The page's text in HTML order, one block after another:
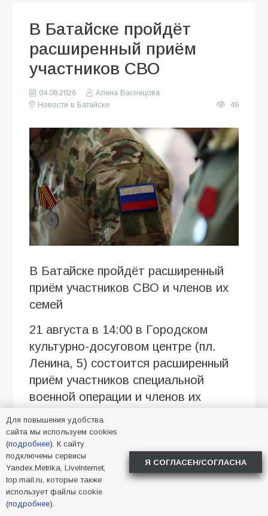
В Батайске пройдёт
расширенный приём
участников СВО
04.08.2026
Алена Васнецова
Новости в Батайске
49
В Батайске пройдёт расширенный
приём участников СВО и членов их
семей
21 августа в 14:00 в Городском
культурно-досуговом центре (пл.
Ленина, 5) состоится расширенный
приём участников специальной
военной операции и членов их
Приём проведёт глава города
Батайска совместно с военным
комиссаром, начальником ОМВД
России по городу Батайску,
представителями филиала фонда
Для повышения удобства
сайта мы используем cookies
(подробнее). К сайту
подключены сервисы
Yandex.Metrika, LiveInternet,
top.mail.ru, которые также
использует файлы cookie
(подробнее).
Я СОГЛАСЕН/СОГЛАСНА